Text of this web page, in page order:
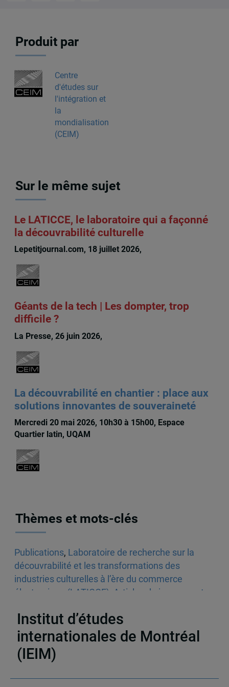
Produit par
Centre
d'études sur
l'intégration et
la
mondialisation
(CEIM)
Sur le même sujet
Le LATICCE, le laboratoire qui a façonné
la découvrabilité culturelle
Lepetitjournal.com, 18 juillet 2026,
Géants de la tech | Les dompter, trop
difficile ?
La Presse, 26 juin 2026,
La découvrabilité en chantier : place aux
solutions innovantes de souveraineté
Mercredi 20 mai 2026, 10h30 à 15h00, Espace
Quartier latin, UQAM
Thèmes et mots-clés
Publications, Laboratoire de recherche sur la
découvrabilité et les transformations des
industries culturelles à l’ère du commerce
électronique (LATICCE)
Articles de journaux et
Institut d’études
internationales de Montréal
(IEIM)